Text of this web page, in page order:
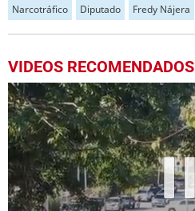
Narcotráfico Diputado Fredy Nájera
VIDEOS RECOMENDADOS